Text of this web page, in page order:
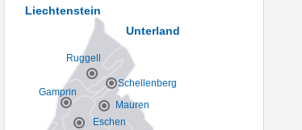
Eschen
Gamprin
Mauren
Ruggell
Schellenberg
Unterland
Liechtenstein